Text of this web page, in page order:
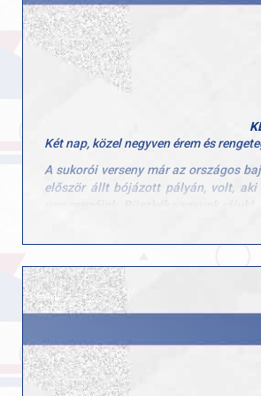
Két nap, közel negyven érem és
A sukorói verseny már az országos
először állt bójázott pályán, volt, aki
19 ezüstérem
16 bronzérem
Külön gratuláció jár minden egyes
szép emlék marad, mi pedig már az
Hajrá GYAC! Hajrá evezés!